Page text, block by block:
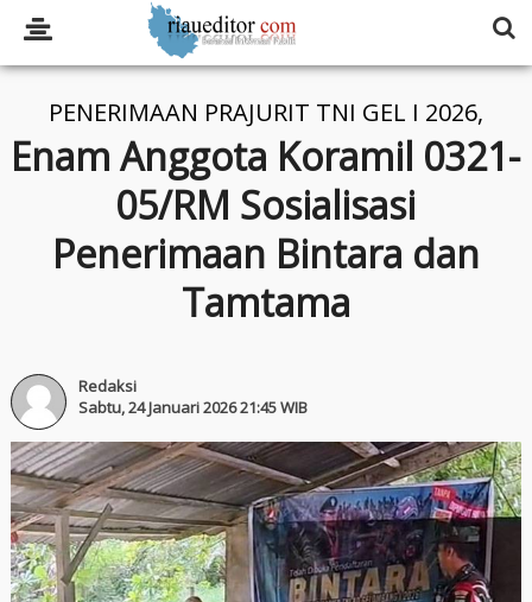
PENERIMAAN PRAJURIT TNI GEL I 2026,
Enam Anggota Koramil 0321-
05/RM Sosialisasi
Penerimaan Bintara dan
Tamtama
Redaksi
Sabtu, 24 Januari 2026 21:45 WIB